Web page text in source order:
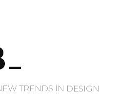
TRENDS IN DESIGN